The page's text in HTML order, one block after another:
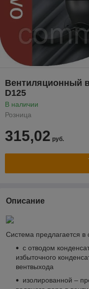
Вентиляционный
D125
В наличии
Розница
315,02 руб.
Описание
Система предлагается
с отводом
избыточного
вентвыхода
изолированной –